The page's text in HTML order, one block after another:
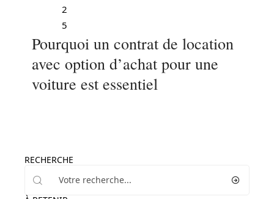
2
5
Pourquoi un contrat de location
avec option d’achat pour une
voiture est essentiel
RECHERCHE